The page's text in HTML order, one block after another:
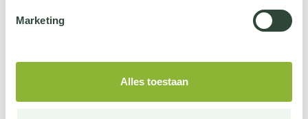
Marketing
Alles toestaan